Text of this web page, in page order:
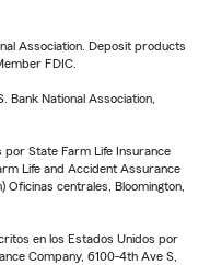
Association. Deposit products
FDIC.
National Association,
por State Farm Life Insurance
Life and Accident Assurance
Oficinas centrales, Bloomington,
en los Estados Unidos por
Company, 6100-4th Ave S,